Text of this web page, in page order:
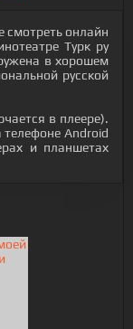
смотреть онлайн
Турк ру
в хорошем
русской
в плеере).
телефоне Android
и планшетах